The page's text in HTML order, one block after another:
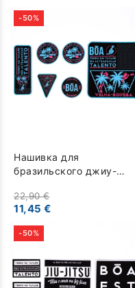
-50%
Нашивка для
бразильского джиу-
Velha Boipeba - черный
22,90 €
11,45 €
-50%